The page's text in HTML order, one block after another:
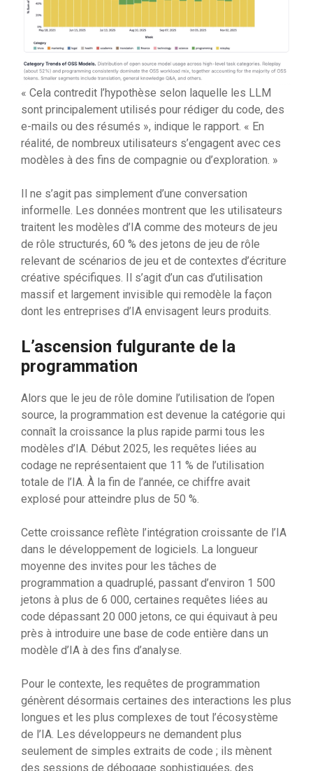
« Cela contredit l’hypothèse selon laquelle les LLM
sont principalement utilisés pour rédiger du code, des
e-mails ou des résumés », indique le rapport. « En
réalité, de nombreux utilisateurs s’engagent avec ces
modèles à des fins de compagnie ou d’exploration. »
Il ne s’agit pas simplement d’une conversation
informelle. Les données montrent que les utilisateurs
traitent les modèles d’IA comme des moteurs de jeu
de rôle structurés, 60 % des jetons de jeu de rôle
relevant de scénarios de jeu et de contextes d’écriture
créative spécifiques. Il s’agit d’un cas d’utilisation
massif et largement invisible qui remodèle la façon
dont les entreprises d’IA envisagent leurs produits.
L’ascension fulgurante de la
programmation
Alors que le jeu de rôle domine l’utilisation de l’open
source, la programmation est devenue la catégorie qui
connaît la croissance la plus rapide parmi tous les
modèles d’IA. Début 2025, les requêtes liées au
codage ne représentaient que 11 % de l’utilisation
totale de l’IA. À la fin de l’année, ce chiffre avait
explosé pour atteindre plus de 50 %.
Cette croissance reflète l’intégration croissante de l’IA
dans le développement de logiciels. La longueur
moyenne des invites pour les tâches de
programmation a quadruplé, passant d’environ 1 500
jetons à plus de 6 000, certaines requêtes liées au
code dépassant 20 000 jetons, ce qui équivaut à peu
près à introduire une base de code entière dans un
modèle d’IA à des fins d’analyse.
Pour le contexte, les requêtes de programmation
génèrent désormais certaines des interactions les plus
longues et les plus complexes de tout l’écosystème
de l’IA. Les développeurs ne demandent plus
seulement de simples extraits de code ; ils mènent
des sessions de débogage sophistiquées, des